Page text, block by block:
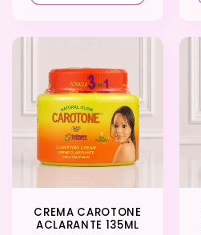
CREMA CAROTONE
ACLARANTE 135ML